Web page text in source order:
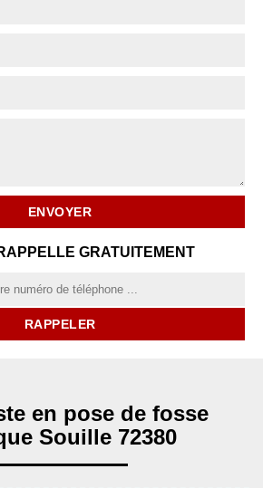
GRATUITEMENT
en pose de fosse
Souille 72380